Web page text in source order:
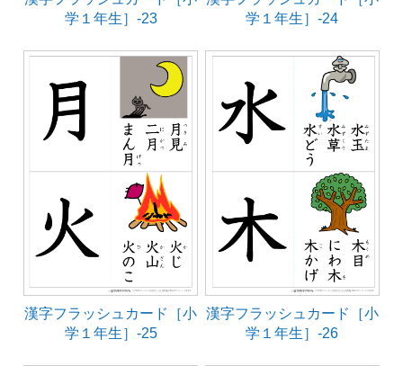
学１年生］-23
学１年生］-24
漢字フラッシュカード［小
学１年生］-25
漢字フラッシュカード［小
学１年生］-26